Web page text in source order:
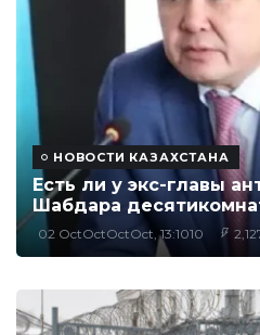
НОВОСТИ КАЗАХСТАНА
Есть ли у экс-главы
Шабдара
02 OctOctOctOct, 13:1010